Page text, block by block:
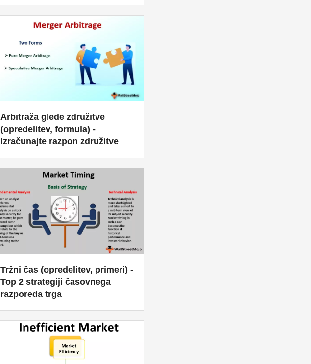
Arbitraža glede združitve
(opredelitev, formula) -
Izračunajte razpon združitve
Tržni čas (opredelitev, primeri) -
Top 2 strategiji časovnega
razporeda trga